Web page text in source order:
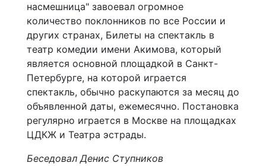
насмешница" завоевал огромное
количество поклонников по все России и
других странах, Билеты на спектакль в
театр комедии имени Акимова, который
является основной площадкой в Санкт-
Петербурге, на которой играется
спектакль, обычно раскупаются за месяц до
объявленной даты, ежемесячно. Постановка
регулярно играется в Москве на площадках
ЦДКЖ и Театра эстрады.
Беседовал Денис Ступников